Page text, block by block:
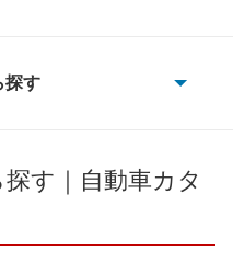
探す
す｜自動車カタ